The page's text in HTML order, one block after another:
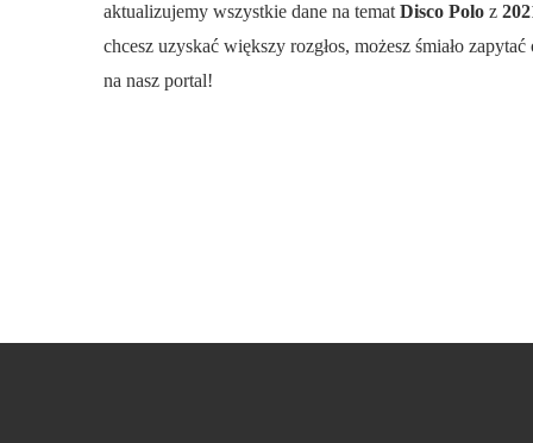
aktualizujemy wszystkie dane na temat Disco Polo z
chcesz uzyskać większy rozgłos, możesz śmiało
na nasz portal!